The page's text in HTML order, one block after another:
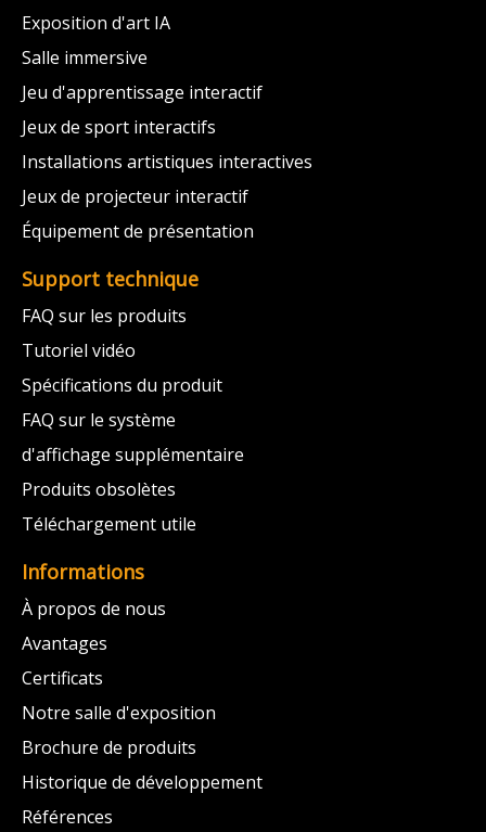
Exposition d'art IA
Salle immersive
Jeu d'apprentissage interactif
Jeux de sport interactifs
Installations artistiques interactives
Jeux de projecteur interactif
Équipement de présentation
Support technique
FAQ sur les produits
Tutoriel vidéo
Spécifications du produit
FAQ sur le système
d'affichage supplémentaire
Produits obsolètes
Téléchargement utile
Informations
À propos de nous
Avantages
Certificats
Notre salle d'exposition
Brochure de produits
Historique de développement
Références